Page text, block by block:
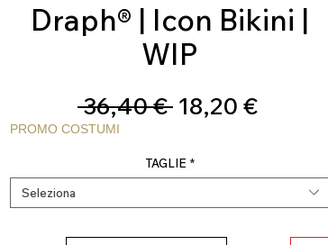
Draph® | Icon Bikini |
WIP
36,40 € Prezzo
18,20 €Prezzo
PROMO COSTUMI
TAGLIE *
Seleziona